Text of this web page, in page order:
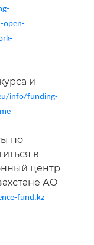
open-
и
info/funding-
по
в
центр
АО
-fund.kz